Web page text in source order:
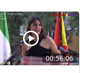
00:56:06